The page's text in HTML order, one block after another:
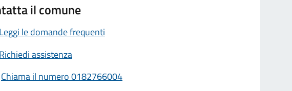
il comune
Leggi le domande frequenti
Richiedi assistenza
Chiama il numero 0182766004